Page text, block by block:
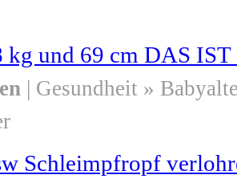
kg und 69 cm DAS
| Gesundheit »
Schleimpfropf